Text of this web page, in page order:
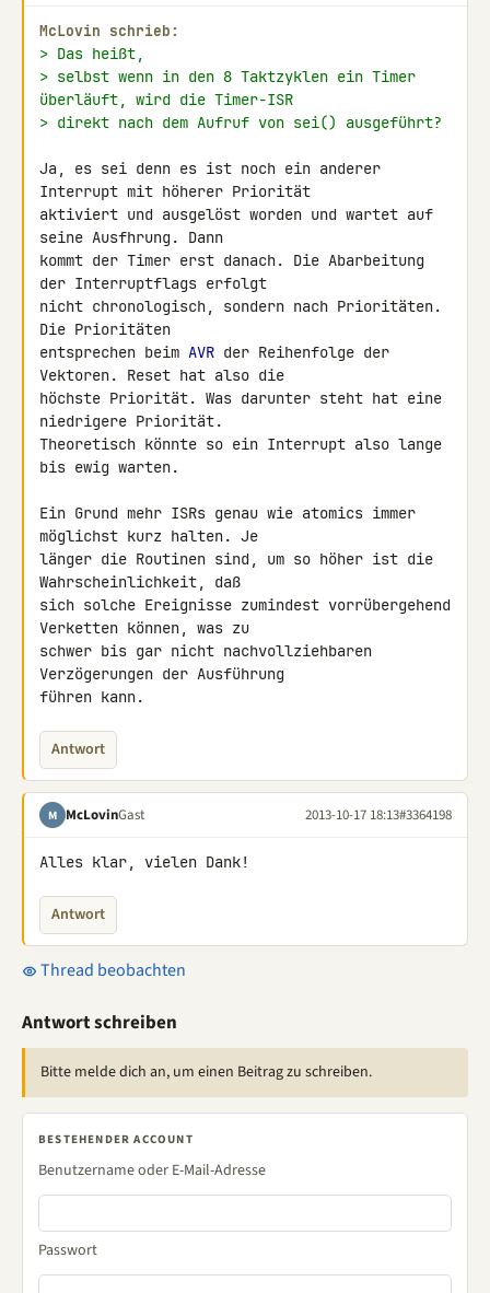
McLovin schrieb:
> Das heißt,
> selbst wenn in den 8 Taktzyklen ein Timer
überläuft, wird die Timer-ISR
> direkt nach dem Aufruf von sei() ausgeführt?
Ja, es sei denn es ist noch ein anderer
Interrupt mit höherer Priorität
aktiviert und ausgelöst worden und wartet auf
seine Ausfhrung. Dann
kommt der Timer erst danach. Die Abarbeitung
der Interruptflags erfolgt
nicht chronologisch, sondern nach Prioritäten.
Die Prioritäten
entsprechen beim AVR der Reihenfolge der
Vektoren. Reset hat also die
höchste Priorität. Was darunter steht hat eine
niedrigere Priorität.
Theoretisch könnte so ein Interrupt also lange
bis ewig warten.
Ein Grund mehr ISRs genau wie atomics immer
möglichst kurz halten. Je
länger die Routinen sind, um so höher ist die
Wahrscheinlichkeit, daß
sich solche Ereignisse zumindest vorrübergehend
Verketten können, was zu
schwer bis gar nicht nachvollziehbaren
Verzögerungen der Ausführung
führen kann.
Antwort
M McLovinGast 2013-10-17 18:13#3364198
Alles klar, vielen Dank!
Antwort
Thread beobachten
Antwort schreiben
Bitte melde dich an, um einen Beitrag zu schreiben.
BESTEHENDER ACCOUNT
Benutzername oder E-Mail-Adresse
Passwort